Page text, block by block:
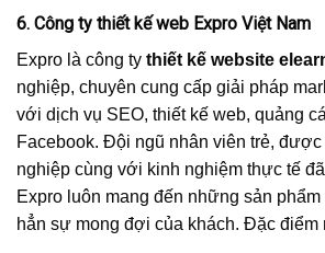
6. Công ty thiết kế web Expro Việt Nam
Expro là công ty thiết kế website
nghiệp, chuyên cung cấp giải pháp
với dịch vụ SEO, thiết kế web, quảng
Facebook. Đội ngũ nhân viên trẻ, được
nghiệp cùng với kinh nghiệm thực tế
Expro luôn mang đến những sản
hẳn sự mong đợi của khách. Đặc điểm